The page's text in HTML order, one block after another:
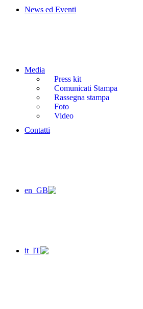
News ed Eventi
Media
Press kit
Comunicati Stampa
Rassegna stampa
Foto
Video
Contatti